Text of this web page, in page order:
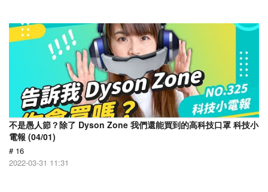
不是愚人節？除了 Dyson Zone 我們還能買到的高科技口罩 科技小
電報 (04/01)
# 16
2022-03-31 11:31